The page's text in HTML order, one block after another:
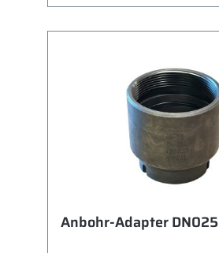
Anbohr-Adapter DN025